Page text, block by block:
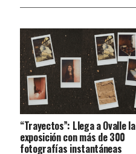
“Trayectos”: Llega a Ovalle la
exposición con más de 300
fotografías instantáneas